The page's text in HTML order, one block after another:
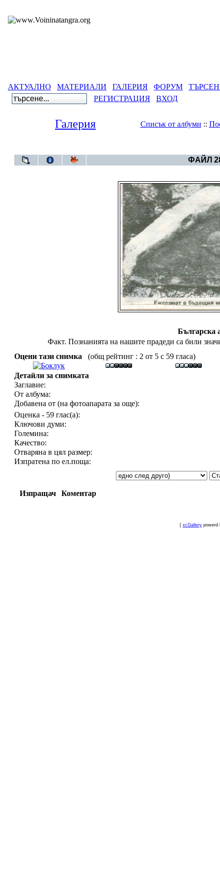
АКТУАЛНО МАТЕРИАЛИ ГАЛЕРИЯ ФОРУМ
РЕГИСТРАЦИЯ
ВХОД
Галерия Списък от албуми ::
ФАЙЛ
Българска
Факт. Познанията на нашите прадеди са били
Оцени тази снимка
(общ рейтинг : 2 от 5 с 59 гласа)
Детайли за снимката
Заглавие:
От албума:
Добавена от (на фотоапарата за още):
Оценка - 59 глас(а):
Ключови думи:
Големина:
Качество:
Отваряна в цял размер:
Изпратена по ел.поща:
Изпращач Коментар
[ xcGallery